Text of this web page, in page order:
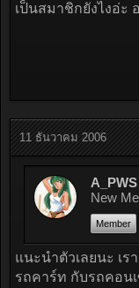
เป็นสมาชิกยังไงอ่ะ
11 ธันวาคม 2006
A_PWS
New
Member
แนะนำตัวเลยนะ เร
รถคาร์ท กับรถคอน